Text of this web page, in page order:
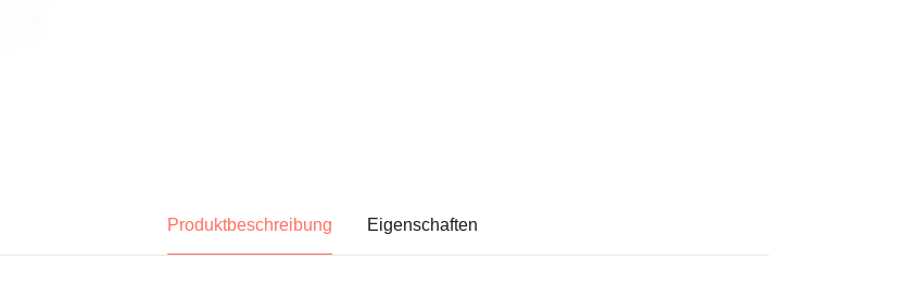
Produktbeschreibung Eigenschaften